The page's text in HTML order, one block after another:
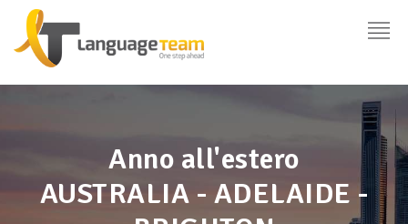
Anno all'estero
AUSTRALIA - ADELAIDE -